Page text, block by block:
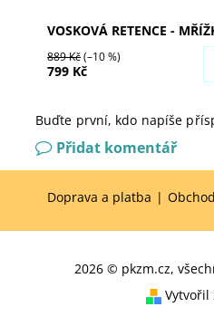
VOSKOVÁ RETENCE -
889 Kč(–10 %)
799 Kč
Buďte první, kdo napíše
Přidat komentář
Doprava a platba |
2026 © pkzm.cz,
Vytvořil